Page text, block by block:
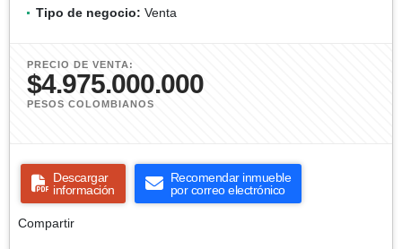
Tipo de negocio: Venta
PRECIO DE VENTA:
$4.975.000.000
PESOS COLOMBIANOS
Descargar
información
Recomendar inmueble
por correo electrónico
Compartir